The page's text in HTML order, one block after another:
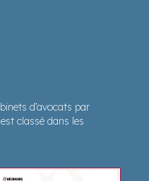
d’avocats par
classé dans les